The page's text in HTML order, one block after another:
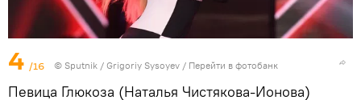
4 /16 © Sputnik / Grigoriy Sysoyev / Перейти в фотобанк
Певица Глюкоза (Наталья Чистякова-Ионова)